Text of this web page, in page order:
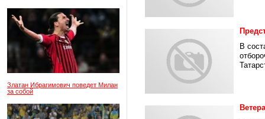
Златан Ибрагимович поведет Милан
за собой
В